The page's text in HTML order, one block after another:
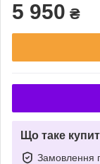
5 950 ₴
Що таке
Замовлення